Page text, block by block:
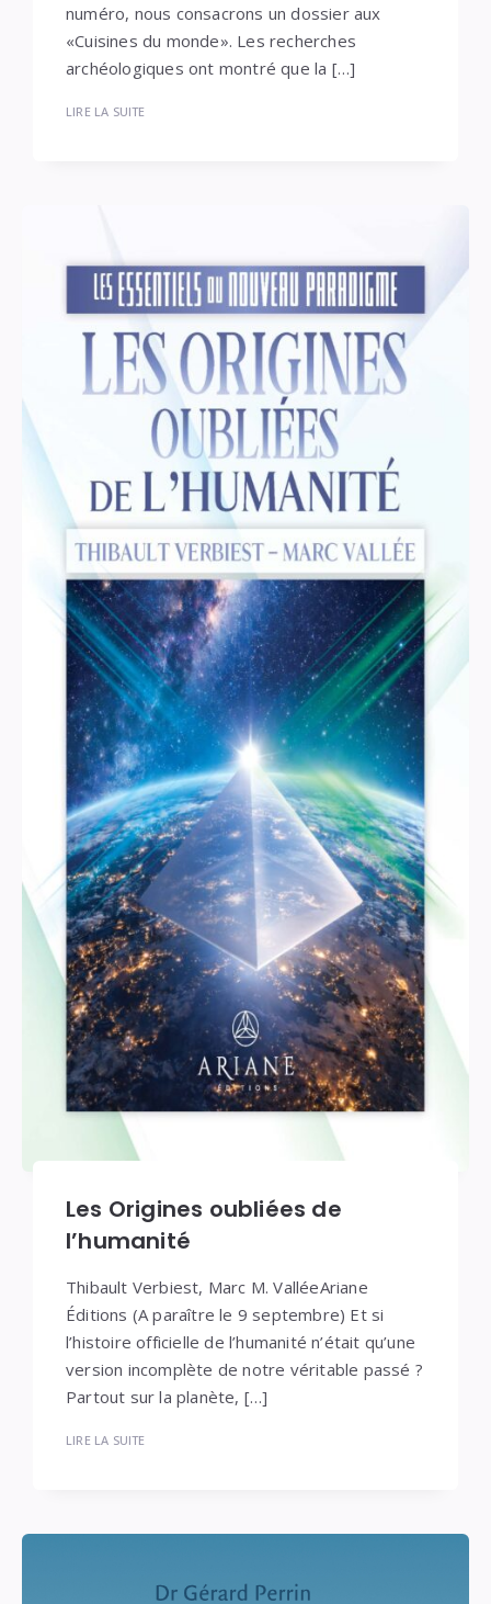
numéro, nous consacrons un dossier aux
«Cuisines du monde». Les recherches
archéologiques ont montré que la […]
LIRE LA SUITE
Les Origines oubliées de
l’humanité
Thibault Verbiest, Marc M. ValléeAriane
Éditions (A paraître le 9 septembre) Et si
l’histoire officielle de l’humanité n’était qu’une
version incomplète de notre véritable passé ?
Partout sur la planète, […]
LIRE LA SUITE